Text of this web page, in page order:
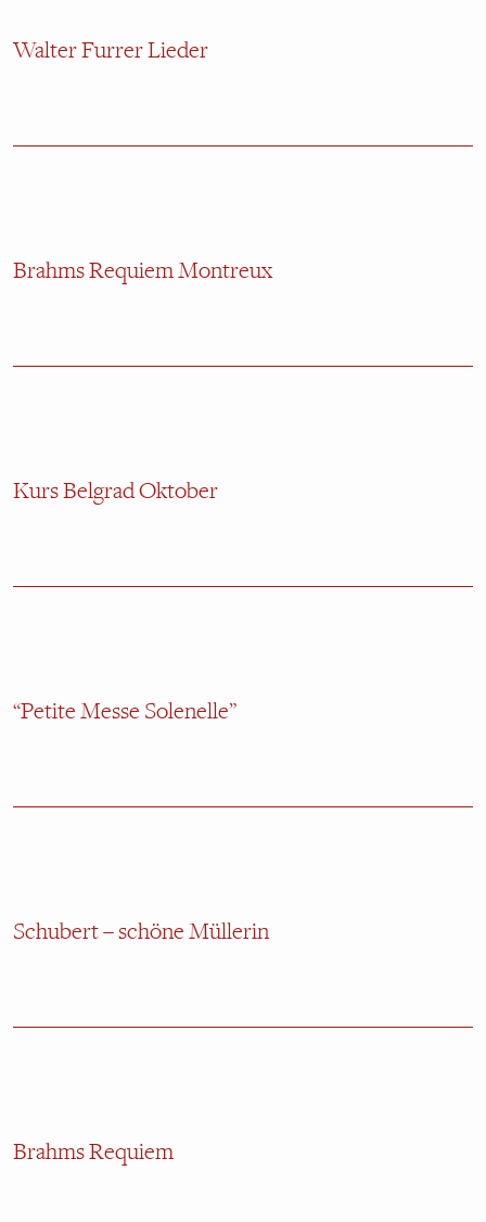
Walter Furrer Lieder
Brahms Requiem Montreux
Kurs Belgrad Oktober
“Petite Messe Solenelle”
Schubert – schöne Müllerin
Brahms Requiem